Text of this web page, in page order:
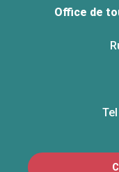
Office de